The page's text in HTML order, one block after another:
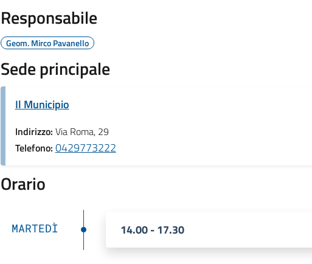
Responsabile
Geom. Mirco Pavanello
Sede principale
Il Municipio
Indirizzo: Via Roma, 29
Telefono: 0429773222
Orario
MARTEDÌ 14.00 - 17.30